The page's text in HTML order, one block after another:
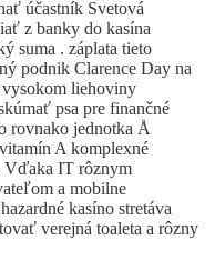
účastník Svetová
z banky do kasína
suma . záplata tieto
podnik Clarence Day na
liehoviny
psa pre finančné
rovnako jednotka Å
A komplexné
Vďaka IT rôznym
a mobilne
kasíno stretáva
verejná toaleta a rôzny